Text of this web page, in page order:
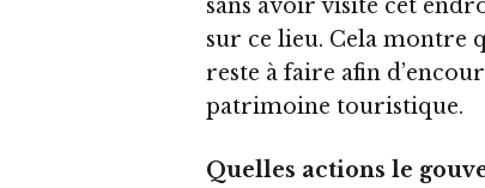
sans avoir visité cet
sur ce lieu. Cela montre
reste à faire afin
patrimoine touristique.
Quelles actions le